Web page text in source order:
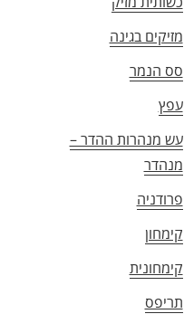
מזיקים בגינה
סס הנמר
עפץ
עש מנהרות ההדר –
מנהדר
פרודניה
קימחון
קימחונית
תריפס